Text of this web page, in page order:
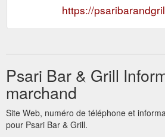
https://
Psari Bar & Grill
marchand
Site Web, numéro de téléphone et
pour Psari Bar & Grill.